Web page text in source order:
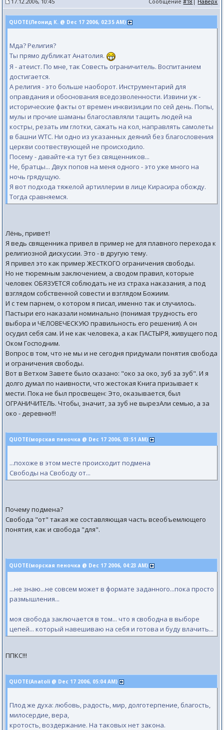
QUOTE(Леонид К. @ Dec 17 2006, 02:35 AM)
Мда? Религия?
Ты прямо дубликат Анатолия.
Я - атеист. По мне, так Совесть ограничитель. Воспитанием
достигается.
А религия - это больше наоборот. Инструментарий для
оправдания и обоснования вседозволенности. Извини уж -
исторические факты от времен инквизиции по сей день. Попы,
мулы и прочие шаманы благославляли тащить людей на
костры, резать им глотки, сажать на кол, направлять самолеты
в башни WTC. Ни одно из указанных деяний без благословения
церкви соотвествующей не происходило.
Посему - давайте-ка тут без священников...
Не, братцы... Двух попов на меня одного - это уже много на
ночь грядущую.
Я вот подхода тяжелой артиллерии в лице Кирасира обожду.
Тогда сравняемся.
Лёнь, привет!
Я ведь священника привел в пример не для плавного перехода к
религиозной дискуссии. Это - в другую тему.
Я привел это как пример ЖЕСТКОГО ограничения свободы.
Но не тюремным заключением, а сводом правил, которые
человек ОБЯЗУЕТСЯ соблюдать не из страха наказания, а под
взглядом собственной совести и взглядом Божиим.
И с тем парнем, о котором я писал, именно так и случилось.
Пастыри его наказали номинально (понимая трудность его
выбора и ЧЕЛОВЕЧЕСКУЮ правильность его решения). А он
осудил себя сам. И не как человека, а как ПАСТЫРЯ, живущего под
Оком Господним.
Вопрос в том, что не мы и не сегодня придумали понятия свобода
и ограничения свободы.
Вот в Ветхом Завете было сказано: "око за око, зуб за зуб". И я
долго думал по наивности, что жестокая Книга призывает к
мести. Пока не был просвещен: Это, оказывается, был
ОГРАНИЧИТЕЛЬ. Чтобы, значит, за зуб не вырезАли семью, а за
око - деревню!!!
QUOTE(морская пеночка @ Dec 17 2006, 03:51 AM)
...похоже в этом месте происходит подмена
Свободы на Свободу от...
Почему подмена?
Свобода "от" такая же составляющая часть всеобъемлющего
понятия, как и свобода "для".
QUOTE(морская пеночка @ Dec 17 2006, 04:23 AM)
...не знаю...не совсем может в формате заданного...пока просто
размышления...
моя свобода заключается в том... что я свободна в выборе
цепей... который навешиваю на себя и готова и буду влачить...
ППКС!!!
QUOTE(Anatoli @ Dec 17 2006, 05:04 AM)
Плод же духа: любовь, радость, мир, долготерпение, благость,
милосердие, вера,
кротость, воздержание. На таковых нет закона.